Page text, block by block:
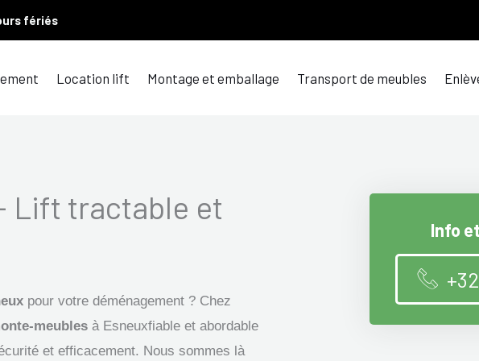
fériés
Location lift Montage et emballage Transport de meubles
Lift tractable et
pour votre déménagement ? Chez
meubles à Esneuxfiable et abordable
et efficacement. Nous sommes là
Info